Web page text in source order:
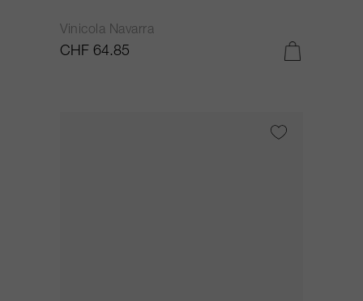
Vinicola Navarra
CHF 64.85